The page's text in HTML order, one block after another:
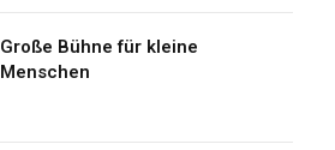
Große Bühne für kleine
Menschen